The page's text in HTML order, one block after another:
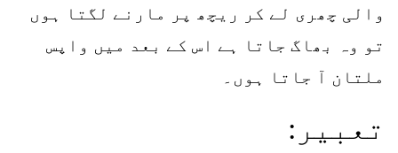
والی چھری لے کر ریچھ پر مارنے لگتا ہوں
تو وہ بھاگ جاتا ہے اس کے بعد میں واپس
ملتان آ جاتا ہوں۔
تعبیر: